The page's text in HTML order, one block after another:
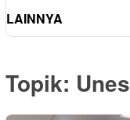
LAINNYA
Topik: Unes